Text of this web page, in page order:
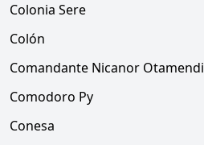
Colonia Sere
Colón
Comandante Nicanor Otamendi
Comodoro Py
Conesa